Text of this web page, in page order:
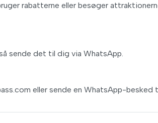
rabatterne eller besøger
sende det til dig via WhatsApp.
eller sende en WhatsApp-besked